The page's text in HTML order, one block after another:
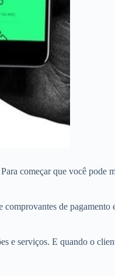
começar que você pode
de pagamento
e serviços. E quando o